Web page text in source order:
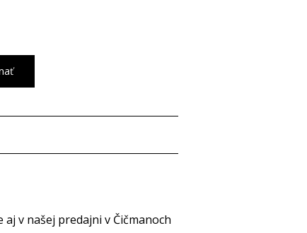
v našej predajni v Čičmanoch